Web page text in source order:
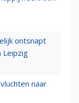
ontsnapt
Leipzig
naar